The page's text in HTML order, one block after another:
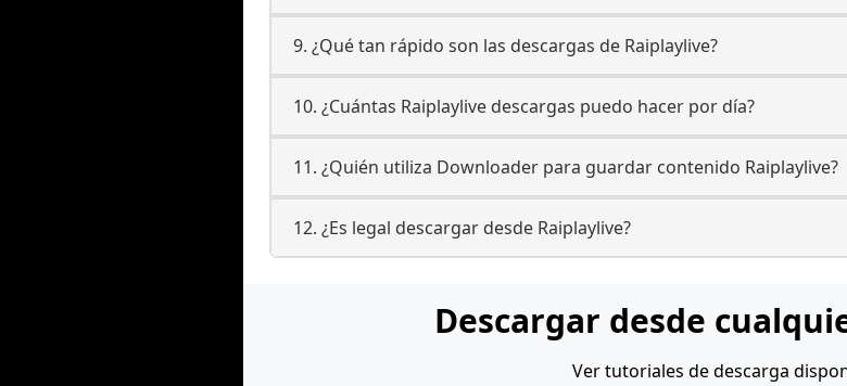
9. ¿Qué tan rápido son las descargas de Raiplaylive?
10. ¿Cuántas Raiplaylive descargas puedo hacer por día?
11. ¿Quién utiliza Downloader para guardar contenido Raiplaylive?
12. ¿Es legal descargar desde Raiplaylive?
Descargar desde
Ver tutoriales de descarga